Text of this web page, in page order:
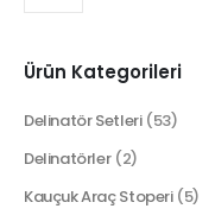
Ürün Kategorileri
Delinatör Setleri (53)
Delinatörler (2)
Kauçuk Araç Stoperi (5)